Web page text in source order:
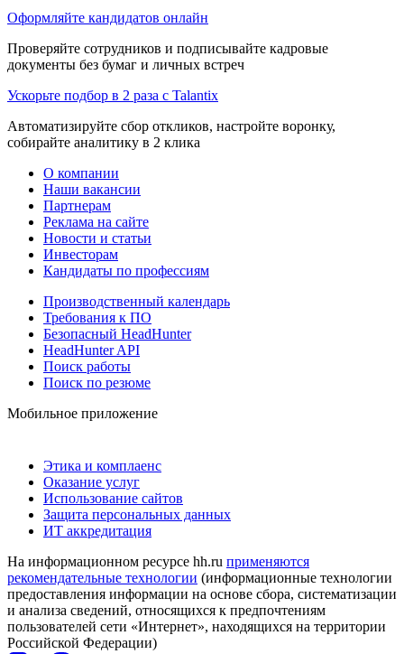
Оформляйте кандидатов онлайн
Проверяйте сотрудников и подписывайте кадровые
документы без бумаг и личных встреч
Ускорьте подбор в 2 раза с Talantix
Автоматизируйте сбор откликов, настройте воронку,
собирайте аналитику в 2 клика
О компании
Наши вакансии
Партнерам
Реклама на сайте
Новости и статьи
Инвесторам
Кандидаты по профессиям
Производственный календарь
Требования к ПО
Безопасный HeadHunter
HeadHunter API
Поиск работы
Поиск по резюме
Мобильное приложение
Этика и комплаенс
Оказание услуг
Использование сайтов
Защита персональных данных
ИТ аккредитация
На информационном ресурсе hh.ru применяются
рекомендательные технологии (информационные технологии
предоставления информации на основе сбора, систематизации
и анализа сведений, относящихся к предпочтениям
пользователей сети «Интернет», находящихся на территории
Российской Федерации)